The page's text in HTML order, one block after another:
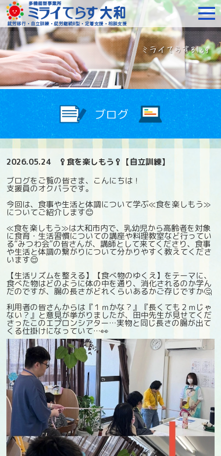
障がいをお持ちの方へ
2026.05.24
🥄食を楽しもう🥄【自立訓練】
ブログをご覧の皆さま、こんにちは！
支援員のオクパラです。
今回は、食事や生活と体調について学ぶ≪食を楽しもう≫
についてご紹介します😊
≪食を楽しもう≫は大和市内で、乳幼児から高齢者を対象
に食育・生活習慣についての講座や料理教室など行ってい
る“みつわ会”の皆さんが、講師として来てくださり、食事
や生活と体調の繋がりについて分かりやすく教えてくださ
います😌
【生活リズムを整える】【食べ物のゆくえ】をテーマに、
食べた物はどのように体の中を通り、消化されるのか学ん
だのですが、腸の長さがどれくらいあるかご存じですか🤔
利用者の皆さんからは『１ｍかな？』『長くても２ｍじゃ
ない？』と意見が挙がりましたが、田中先生が見せてくだ
さったこのエプロンシアター…実物と同じ長さの腸が出て
くる仕掛けになっていて…👀